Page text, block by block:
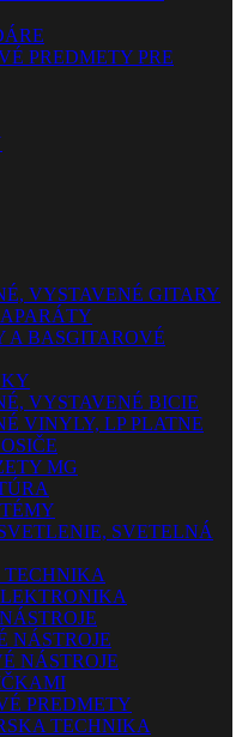
PREDMETY PRE
VYSTAVENÉ GITARY
A BASGITAROVÉ
VYSTAVENÉ BICIE
VINYLY, LP PLATNE
MG
SVETELNÁ
NÁSTROJE
NÁSTROJE
PREDMETY
TECHNIKA